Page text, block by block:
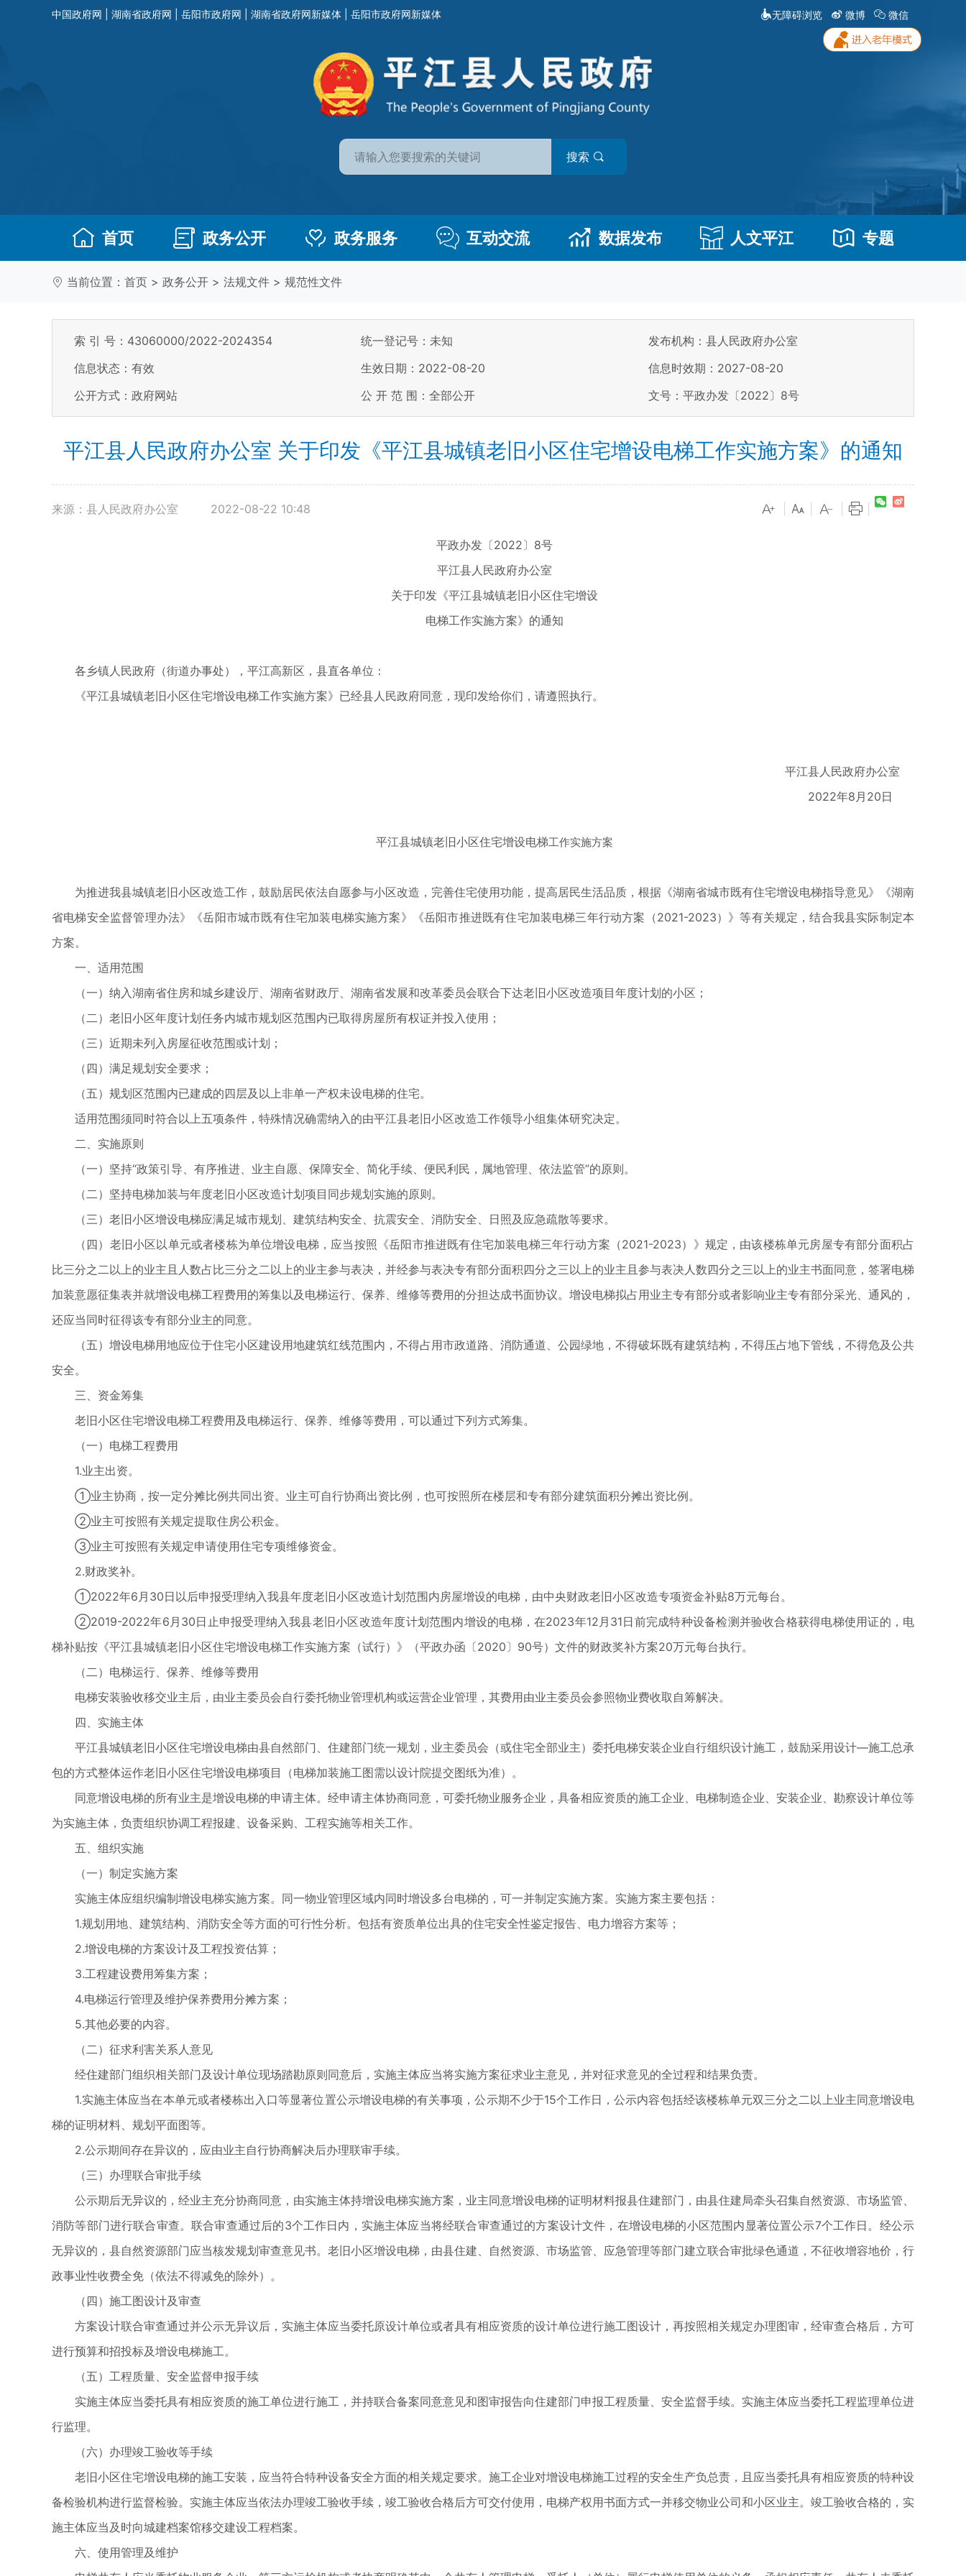
中国政府网 湖南省政府网 岳阳市政府网 湖南省政府网新媒体 岳阳市政府网新媒体 无障碍浏览 微博 微信
搜索
首页 政务公开 政务服务 互动交流 数据发布 人文平江 专题
当前位置： 首页 > 政务公开 > 法规文件 > 规范性文件
索 引 号：43060000/2022-2024354 统一登记号：未知
发布机构：县人民政府办公室
信息状态： 有效 生效日期：2022-08-20 信息时效期： 2027-08-20
公开方式：政府网站
公 开 范 围：全部公开 文号：平政办发〔2022〕8号
平江县人民政府办公室 关于印发《平江县城镇老旧小区住宅增设电梯工作实施方案》的通知
来源：县人民政府办公室 2022-08-22 10:48
平政办发〔2022〕8号
平江县人民政府办公室
关于印发《平江县城镇老旧小区住宅增设
电梯工作实施方案》的通知
各乡镇人民政府（街道办事处），平江高新区，县直各单位：
《平江县城镇老旧小区住宅增设电梯工作实施方案》已经县人民政府同意，现印发给你们，请遵照执行。
平江县人民政府办公室
2022年8月20日
平江县城镇老旧小区住宅增设电梯工作实施方案
为推进我县城镇老旧小区改造工作，鼓励居民依法自愿参与小区改造，完善住宅使用功能，提高居民生活品质，根据《湖南省城市既有住宅增设电梯指导意见》《湖南
省电梯安全监督管理办法》《岳阳市城市既有住宅加装电梯实施方案》《岳阳市推进既有住宅加装电梯三年行动方案（2021-2023）》等有关规定，结合我县实际制定本
方案。
一、适用范围
（一）纳入湖南省住房和城乡建设厅、湖南省财政厅、湖南省发展和改革委员会联合下达老旧小区改造项目年度计划的小区；
（二）老旧小区年度计划任务内城市规划区范围内已取得房屋所有权证并投入使用；
（三）近期未列入房屋征收范围或计划；
（四）满足规划安全要求；
（五）规划区范围内已建成的四层及以上非单一产权未设电梯的住宅。
适用范围须同时符合以上五项条件，特殊情况确需纳入的由平江县老旧小区改造工作领导小组集体研究决定。
二、实施原则
（一）坚持“政策引导、有序推进、业主自愿、保障安全、简化手续、便民利民，属地管理、依法监管”的原则。
（二）坚持电梯加装与年度老旧小区改造计划项目同步规划实施的原则。
（三）老旧小区增设电梯应满足城市规划、建筑结构安全、抗震安全、消防安全、日照及应急疏散等要求。
（四）老旧小区以单元或者楼栋为单位增设电梯，应当按照《岳阳市推进既有住宅加装电梯三年行动方案（2021-2023）》规定，由该楼栋单元房屋专有部分面积占
比三分之二以上的业主且人数占比三分之二以上的业主参与表决，并经参与表决专有部分面积四分之三以上的业主且参与表决人数四分之三以上的业主书面同意，签署电梯
加装意愿征集表并就增设电梯工程费用的筹集以及电梯运行、保养、维修等费用的分担达成书面协议。增设电梯拟占用业主专有部分或者影响业主专有部分采光、通风的，
还应当同时征得该专有部分业主的同意。
（五）增设电梯用地应位于住宅小区建设用地建筑红线范围内，不得占用市政道路、消防通道、公园绿地，不得破坏既有建筑结构，不得压占地下管线，不得危及公共
安全。
三、资金筹集
老旧小区住宅增设电梯工程费用及电梯运行、保养、维修等费用，可以通过下列方式筹集。
（一）电梯工程费用
1.业主出资。
①业主协商，按一定分摊比例共同出资。业主可自行协商出资比例，也可按照所在楼层和专有部分建筑面积分摊出资比例。
②业主可按照有关规定提取住房公积金。
③业主可按照有关规定申请使用住宅专项维修资金。
2.财政奖补。
①2022年6月30日以后申报受理纳入我县年度老旧小区改造计划范围内房屋增设的电梯，由中央财政老旧小区改造专项资金补贴8万元每台。
②2019-2022年6月30日止申报受理纳入我县老旧小区改造年度计划范围内增设的电梯，在2023年12月31日前完成特种设备检测并验收合格获得电梯使用证的，电
梯补贴按《平江县城镇老旧小区住宅增设电梯工作实施方案（试行）》（平政办函〔2020〕90号）文件的财政奖补方案20万元每台执行。
（二）电梯运行、保养、维修等费用
电梯安装验收移交业主后，由业主委员会自行委托物业管理机构或运营企业管理，其费用由业主委员会参照物业费收取自筹解决。
四、实施主体
平江县城镇老旧小区住宅增设电梯由县自然部门、住建部门统一规划，业主委员会（或住宅全部业主）委托电梯安装企业自行组织设计施工，鼓励采用设计—施工总承
包的方式整体运作老旧小区住宅增设电梯项目（电梯加装施工图需以设计院提交图纸为准）。
同意增设电梯的所有业主是增设电梯的申请主体。经申请主体协商同意，可委托物业服务企业，具备相应资质的施工企业、电梯制造企业、安装企业、勘察设计单位等
为实施主体，负责组织协调工程报建、设备采购、工程实施等相关工作。
五、组织实施
（一）制定实施方案
实施主体应组织编制增设电梯实施方案。同一物业管理区域内同时增设多台电梯的，可一并制定实施方案。实施方案主要包括：
1.规划用地、建筑结构、消防安全等方面的可行性分析。包括有资质单位出具的住宅安全性鉴定报告、电力增容方案等；
2.增设电梯的方案设计及工程投资估算；
3.工程建设费用筹集方案；
4.电梯运行管理及维护保养费用分摊方案；
5.其他必要的内容。
（二）征求利害关系人意见
经住建部门组织相关部门及设计单位现场踏勘原则同意后，实施主体应当将实施方案征求业主意见，并对征求意见的全过程和结果负责。
1.实施主体应当在本单元或者楼栋出入口等显著位置公示增设电梯的有关事项，公示期不少于15个工作日，公示内容包括经该楼栋单元双三分之二以上业主同意增设电
梯的证明材料、规划平面图等。
2.公示期间存在异议的，应由业主自行协商解决后办理联审手续。
（三）办理联合审批手续
公示期后无异议的，经业主充分协商同意，由实施主体持增设电梯实施方案，业主同意增设电梯的证明材料报县住建部门，由县住建局牵头召集自然资源、市场监管、
消防等部门进行联合审查。联合审查通过后的3个工作日内，实施主体应当将经联合审查通过的方案设计文件，在增设电梯的小区范围内显著位置公示7个工作日。经公示
无异议的，县自然资源部门应当核发规划审查意见书。老旧小区增设电梯，由县住建、自然资源、市场监管、应急管理等部门建立联合审批绿色通道，不征收增容地价，行
政事业性收费全免（依法不得减免的除外）。
（四）施工图设计及审查
方案设计联合审查通过并公示无异议后，实施主体应当委托原设计单位或者具有相应资质的设计单位进行施工图设计，再按照相关规定办理图审，经审查合格后，方可
进行预算和招投标及增设电梯施工。
（五）工程质量、安全监督申报手续
实施主体应当委托具有相应资质的施工单位进行施工，并持联合备案同意意见和图审报告向住建部门申报工程质量、安全监督手续。实施主体应当委托工程监理单位进
行监理。
（六）办理竣工验收等手续
老旧小区住宅增设电梯的施工安装，应当符合特种设备安全方面的相关规定要求。施工企业对增设电梯施工过程的安全生产负总责，且应当委托具有相应资质的特种设
备检验机构进行监督检验。实施主体应当依法办理竣工验收手续，竣工验收合格后方可交付使用，电梯产权用书面方式一并移交物业公司和小区业主。竣工验收合格的，实
施主体应当及时向城建档案馆移交建设工程档案。
六、使用管理及维护